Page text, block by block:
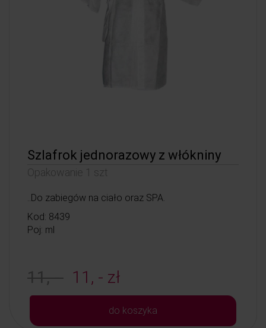
Szlafrok jednorazowy z włókniny
Opakowanie 1 szt
..Do zabiegów na ciało oraz SPA.
Kod: 8439
Poj: ml
11, - 11, - zł
do koszyka